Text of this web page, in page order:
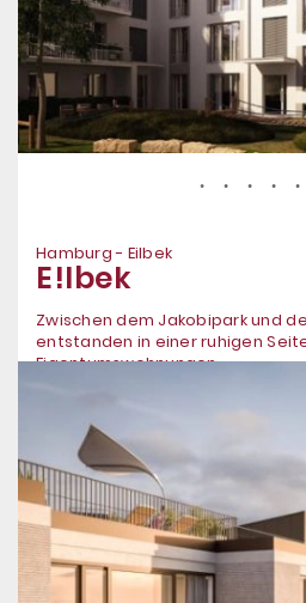
Hamburg - Eilbek
E!lbek
Zwischen dem Jakobipark und
entstanden in einer ruhigen
Eigentumswohnungen.
kleinere Straßen auf der einen
ausgeprägte Infrastruktur und
Innenstadt auf der anderen Seite.